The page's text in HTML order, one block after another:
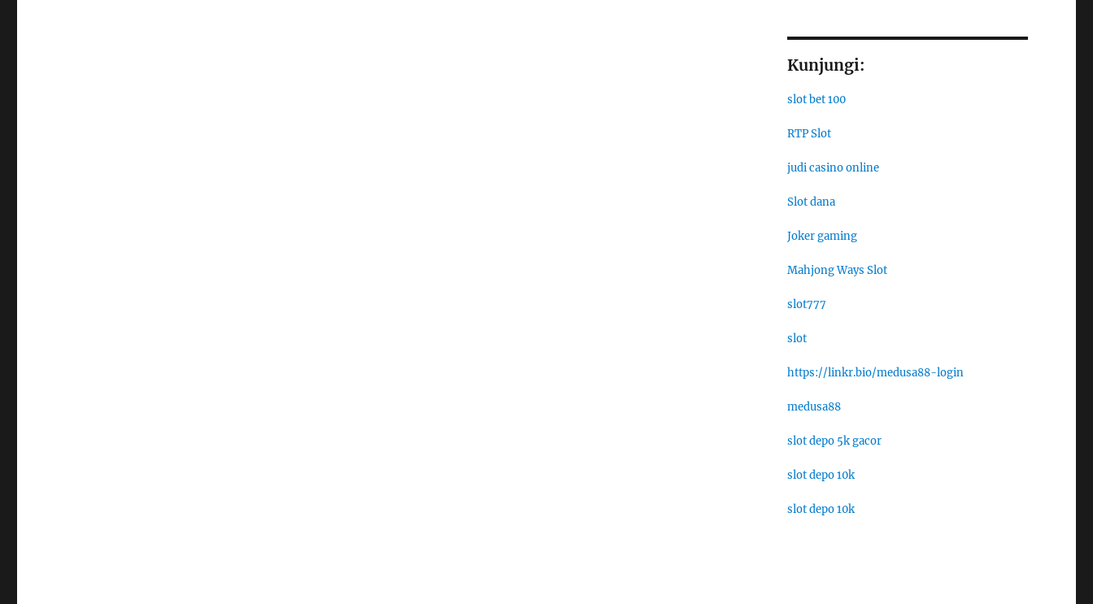
Kunjungi:
slot bet 100
RTP Slot
judi casino online
Slot dana
Joker gaming
Mahjong Ways Slot
slot777
slot
https://linkr.bio/medusa88-login
medusa88
slot depo 5k gacor
slot depo 10k
slot depo 10k